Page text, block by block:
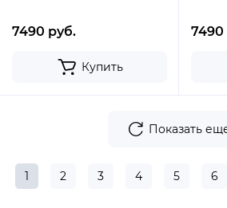
7490 руб.
Купить
7490
Показать
1 2 3 4 5 6